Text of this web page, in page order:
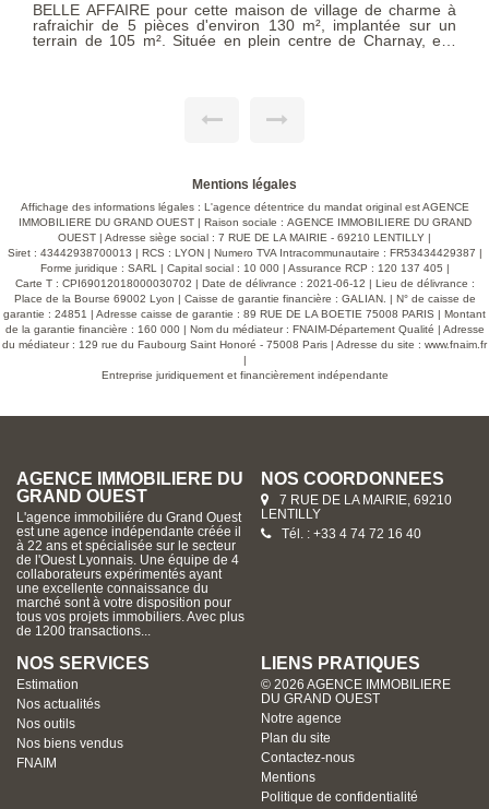
BELLE AFFAIRE pour cette maison de village de charme à
rafraichir de 5 pièces d'environ 130 m², implantée sur un
terrain de 105 m². Située en plein centre de Charnay, elle
une remise complètent ce bien, idéalement situé le centre
:Vincent Swierc 0660927788 agent commercial (Siret :
42360059200038 RCS Villefranche sur Saône )
Mentions légales
Affichage des informations légales : L'agence détentrice du mandat original est AGENCE
IMMOBILIERE DU GRAND OUEST | Raison sociale : AGENCE IMMOBILIERE DU GRAND
OUEST | Adresse siège social : 7 RUE DE LA MAIRIE - 69210 LENTILLY |
Siret : 43442938700013 | RCS : LYON | Numero TVA Intracommunautaire : FR53434429387 |
Forme juridique : SARL | Capital social : 10 000 | Assurance RCP : 120 137 405 |
Carte T : CPI69012018000030702 | Date de délivrance : 2021-06-12 | Lieu de délivrance :
Place de la Bourse 69002 Lyon | Caisse de garantie financière : GALIAN. | N° de caisse de
garantie : 24851 | Adresse caisse de garantie : 89 RUE DE LA BOETIE 75008 PARIS | Montant
de la garantie financière : 160 000 | Nom du médiateur : FNAIM-Département Qualité | Adresse
du médiateur : 129 rue du Faubourg Saint Honoré - 75008 Paris | Adresse du site : www.fnaim.fr
Entreprise juridiquement et financièrement indépendante
AGENCE IMMOBILIERE DU
GRAND OUEST
L'agence immobiliére du Grand Ouest
est une agence indépendante créée il
à 22 ans et spécialisée sur le secteur
de l'Ouest Lyonnais. Une équipe de 4
collaborateurs expérimentés ayant
une excellente connaissance du
marché sont à votre disposition pour
tous vos projets immobiliers. Avec plus
de 1200 transactions...
NOS COORDONNÉES
7 RUE DE LA MAIRIE, 69210
LENTILLY
Tél. : +33 4 74 72 16 40
NOS SERVICES
Estimation
Nos actualités
Nos outils
Nos biens vendus
FNAIM
LIENS PRATIQUES
© 2026 AGENCE IMMOBILIERE
DU GRAND OUEST
Notre agence
Plan du site
Contactez-nous
Mentions
Politique de confidentialité